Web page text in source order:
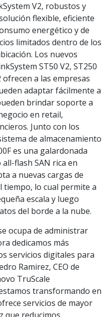
V2, robustos y
flexible, eficiente
energético y de
limitados dentro de los
Los nuevos
ST50 V2, ST250
ofrecen a las empresas
adaptar fácilmente a
brindar soporte a
en retail,
Junto con los
de almacenamiento
es una galardonada
flash SAN rica en
a nuevas cargas de
tiempo, lo cual permite a
escala y luego
del borde a la nube.
ocupa de administrar
dedicamos más
servicios digitales para
Ramirez, CEO de
TruScale
transformando en
servicios de mayor